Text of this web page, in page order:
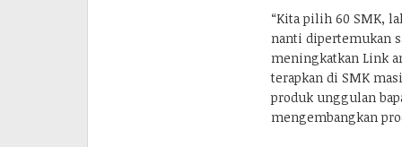
“Kita pilih 60 SMK,
nanti dipertemukan
meningkatkan Link
terapkan di SMK
produk unggulan
mengembangkan